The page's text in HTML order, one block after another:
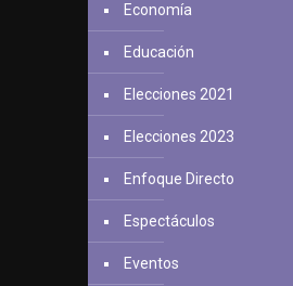
Economía
Educación
Elecciones 2021
Elecciones 2023
Enfoque Directo
Espectáculos
Eventos